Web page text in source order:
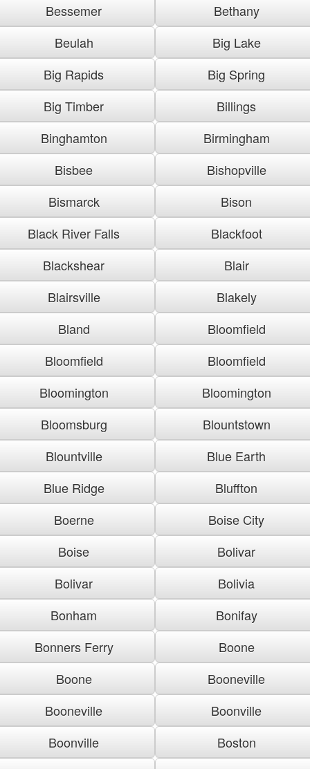
Bessemer
Bethany
Beulah
Big Lake
Big Rapids
Big Spring
Big Timber
Billings
Binghamton
Birmingham
Bisbee
Bishopville
Bismarck
Bison
Black River Falls
Blackfoot
Blackshear
Blair
Blairsville
Blakely
Bland
Bloomfield
Bloomfield
Bloomfield
Bloomington
Bloomington
Bloomsburg
Blountstown
Blountville
Blue Earth
Blue Ridge
Bluffton
Boerne
Boise City
Boise
Bolivar
Bolivar
Bolivia
Bonham
Bonifay
Bonners Ferry
Boone
Boone
Booneville
Booneville
Boonville
Boonville
Boston